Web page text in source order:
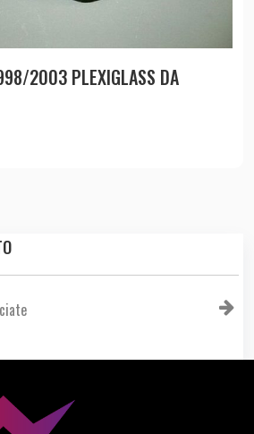
2003 PLEXIGLASS DA